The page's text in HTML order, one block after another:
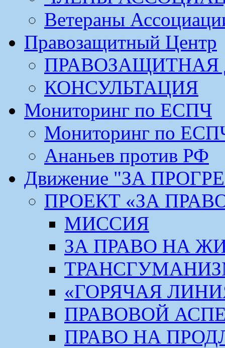
Ветераны
Правозащитный Центр
ПРАВОЗАЩИТНАЯ
КОНСУЛЬТАЦИЯ
Мониторинг по ЕСПЧ
Мониторинг по
Ананьев против РФ
Движение "ЗА
ПРОЕКТ «ЗА
МИССИЯ
ЗА ПРАВО НА
«ГОРЯЧАЯ
ПРАВОВОЙ
ПРАВО НА